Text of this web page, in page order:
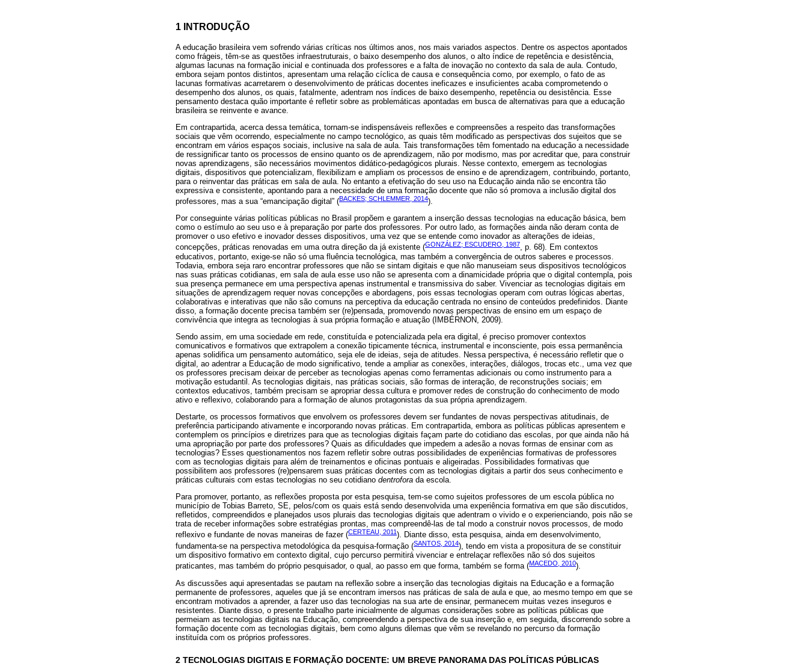
1 INTRODUÇÃO
A educação brasileira vem sofrendo várias críticas nos últimos anos, nos mais variados aspectos. Dentre os aspectos apontados
como frágeis, têm-se as questões infraestruturais, o baixo desempenho dos alunos, o alto índice de repetência e desistência,
algumas lacunas na formação inicial e continuada dos professores e a falta de inovação no contexto da sala de aula. Contudo,
embora sejam pontos distintos, apresentam uma relação cíclica de causa e consequência como, por exemplo, o fato de as
lacunas formativas acarretarem o desenvolvimento de práticas docentes ineficazes e insuficientes acaba comprometendo o
desempenho dos alunos, os quais, fatalmente, adentram nos índices de baixo desempenho, repetência ou desistência. Esse
pensamento destaca quão importante é refletir sobre as problemáticas apontadas em busca de alternativas para que a educação
brasileira se reinvente e avance.
Em contrapartida, acerca dessa temática, tornam-se indispensáveis reflexões e compreensões a respeito das transformações
sociais que vêm ocorrendo, especialmente no campo tecnológico, as quais têm modificado as perspectivas dos sujeitos que se
encontram em vários espaços sociais, inclusive na sala de aula. Tais transformações têm fomentado na educação a necessidade
de ressignificar tanto os processos de ensino quanto os de aprendizagem, não por modismo, mas por acreditar que, para construir
novas aprendizagens, são necessários movimentos didático-pedagógicos plurais. Nesse contexto, emergem as tecnologias
digitais, dispositivos que potencializam, flexibilizam e ampliam os processos de ensino e de aprendizagem, contribuindo, portanto,
para o reinventar das práticas em sala de aula. No entanto a efetivação do seu uso na Educação ainda não se encontra tão
expressiva e consistente, apontando para a necessidade de uma formação docente que não só promova a inclusão digital dos
professores, mas a sua “emancipação digital” (BACKES; SCHLEMMER, 2014).
Por conseguinte várias políticas públicas no Brasil propõem e garantem a inserção dessas tecnologias na educação básica, bem
como o estímulo ao seu uso e à preparação por parte dos professores. Por outro lado, as formações ainda não deram conta de
promover o uso efetivo e inovador desses dispositivos, uma vez que se entende como inovador as alterações de ideias,
concepções, práticas renovadas em uma outra direção da já existente (GONZÁLEZ; ESCUDERO, 1987, p. 68). Em contextos
educativos, portanto, exige-se não só uma fluência tecnológica, mas também a convergência de outros saberes e processos.
Todavia, embora seja raro encontrar professores que não se sintam digitais e que não manuseiam seus dispositivos tecnológicos
nas suas práticas cotidianas, em sala de aula esse uso não se apresenta com a dinamicidade própria que o digital contempla, pois
sua presença permanece em uma perspectiva apenas instrumental e transmissiva do saber. Vivenciar as tecnologias digitais em
situações de aprendizagem requer novas concepções e abordagens, pois essas tecnologias operam com outras lógicas abertas,
colaborativas e interativas que não são comuns na perceptiva da educação centrada no ensino de conteúdos predefinidos. Diante
disso, a formação docente precisa também ser (re)pensada, promovendo novas perspectivas de ensino em um espaço de
convivência que integra as tecnologias à sua própria formação e atuação (IMBÉRNON, 2009).
Sendo assim, em uma sociedade em rede, constituída e potencializada pela era digital, é preciso promover contextos
comunicativos e formativos que extrapolem a conexão tipicamente técnica, instrumental e inconsciente, pois essa permanência
apenas solidifica um pensamento automático, seja ele de ideias, seja de atitudes. Nessa perspectiva, é necessário refletir que o
digital, ao adentrar a Educação de modo significativo, tende a ampliar as conexões, interações, diálogos, trocas etc., uma vez que
os professores precisam deixar de perceber as tecnologias apenas como ferramentas adicionais ou como instrumento para a
motivação estudantil. As tecnologias digitais, nas práticas sociais, são formas de interação, de reconstruções sociais; em
contextos educativos, também precisam se apropriar dessa cultura e promover redes de construção do conhecimento de modo
ativo e reflexivo, colaborando para a formação de alunos protagonistas da sua própria aprendizagem.
Destarte, os processos formativos que envolvem os professores devem ser fundantes de novas perspectivas atitudinais, de
preferência participando ativamente e incorporando novas práticas. Em contrapartida, embora as políticas públicas apresentem e
contemplem os princípios e diretrizes para que as tecnologias digitais façam parte do cotidiano das escolas, por que ainda não há
uma apropriação por parte dos professores? Quais as dificuldades que impedem a adesão a novas formas de ensinar com as
tecnologias? Esses questionamentos nos fazem refletir sobre outras possibilidades de experiências formativas de professores
com as tecnologias digitais para além de treinamentos e oficinas pontuais e aligeiradas. Possibilidades formativas que
possibilitem aos professores (re)pensarem suas práticas docentes com as tecnologias digitais a partir dos seus conhecimento e
práticas culturais com estas tecnologias no seu cotidiano dentrofora da escola.
Para promover, portanto, as reflexões proposta por esta pesquisa, tem-se como sujeitos professores de um escola pública no
município de Tobias Barreto, SE, pelos/com os quais está sendo desenvolvida uma experiência formativa em que são discutidos,
refletidos, compreendidos e planejados usos plurais das tecnologias digitais que adentram o vivido e o experienciando, pois não se
trata de receber informações sobre estratégias prontas, mas compreendê-las de tal modo a construir novos processos, de modo
reflexivo e fundante de novas maneiras de fazer (CERTEAU, 2011 ). Diante disso, esta pesquisa, ainda em desenvolvimento,
fundamenta-se na perspectiva metodológica da pesquisa-formação (SANTOS, 2014), tendo em vista a propositura de se constituir
um dispositivo formativo em contexto digital, cujo percurso permitirá vivenciar e entrelaçar reflexões não só dos sujeitos
praticantes, mas também do próprio pesquisador, o qual, ao passo em que forma, também se forma (MACEDO, 2010).
As discussões aqui apresentadas se pautam na reflexão sobre a inserção das tecnologias digitais na Educação e a formação
permanente de professores, aqueles que já se encontram imersos nas práticas de sala de aula e que, ao mesmo tempo em que se
encontram motivados a aprender, a fazer uso das tecnologias na sua arte de ensinar, permanecem muitas vezes inseguros e
resistentes. Diante disso, o presente trabalho parte inicialmente de algumas considerações sobre as políticas públicas que
permeiam as tecnologias digitais na Educação, compreendendo a perspectiva de sua inserção e, em seguida, discorrendo sobre a
formação docente com as tecnologias digitais, bem como alguns dilemas que vêm se revelando no percurso da formação
instituída com os próprios professores.
2 TECNOLOGIAS DIGITAIS E FORMAÇÃO DOCENTE: UM BREVE PANORAMA DAS POLÍTICAS PÚBLICAS